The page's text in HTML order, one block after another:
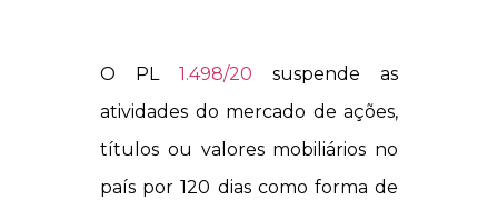
O PL 1.498/20 suspende as
atividades do mercado de ações,
títulos ou valores mobiliários no
país por 120 dias como forma de